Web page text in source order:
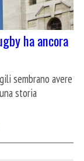
ha ancora
sembrano avere
storia